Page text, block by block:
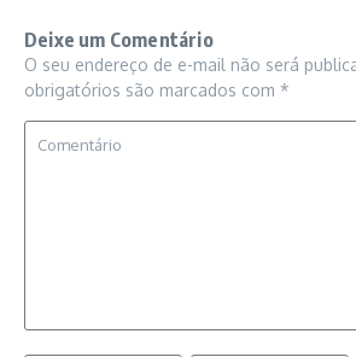
Deixe um Comentário
O seu endereço de e-mail não será
obrigatórios são marcados com *